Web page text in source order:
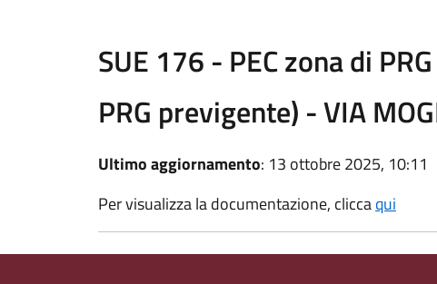
SUE 176 - PEC zona di
PRG previgente) - VIA
Ultimo aggiornamento: 13 ottobre 2025, 10:11
Per visualizza la documentazione, cliccaqui